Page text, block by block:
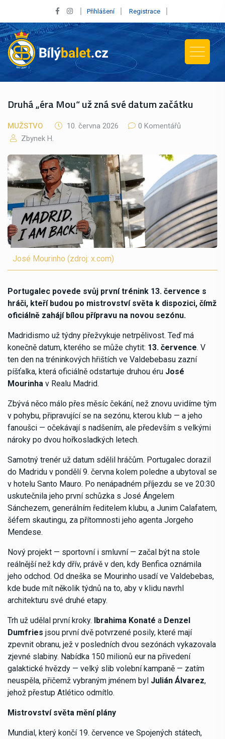
Přihlášení Registrace
Druhá „éra Mou“ už zná své datum začátku
MUŽSTVO 10. června 2026
0 Komentářů
Zbynek H.
José Mourinho (zdroj: x.com)
Portugalec povede svůj první trénink 13. července s
hráči, kteří budou po mistrovství světa k dispozici, čímž
oficiálně zahájí bílou přípravu na novou sezónu.
Madridismo už týdny přežvykuje netrpělivost. Teď má
konečně datum, kterého se může chytit: 13. července. V
ten den na tréninkových hřištích ve Valdebebasu zazní
píšťalka, která oficiálně odstartuje druhou éru José
Mourinha v Realu Madrid.
Zbývá něco málo přes měsíc čekání, než znovu uvidíme tým
v pohybu, připravující se na sezónu, kterou klub — a jeho
fanoušci — očekávají s nadšením, ale především s velkými
nároky po dvou hořkosladkých letech.
Samotný trenér už datum sdělil hráčům. Portugalec dorazil
do Madridu v pondělí 9. června kolem poledne a ubytoval se
v hotelu Santo Mauro. Po nenápadném příjezdu se ve 20:30
uskutečnila jeho první schůzka s José Ángelem
Sánchezem, generálním ředitelem klubu, a Junim Calafatem,
šéfem skautingu, za přítomnosti jeho agenta Jorgeho
Mendese.
Nový projekt — sportovní i smluvní — začal být na stole
reálnější než kdy dřív, právě v den, kdy Benfica oznámila
jeho odchod. Od dneška se Mourinho usadí ve Valdebebas,
kde bude mít několik týdnů na to, aby v klidu navrhl
architekturu své druhé etapy.
Trh už udělal první kroky. Ibrahima Konaté a Denzel
Dumfries jsou první dvě potvrzené posily, které mají
zpevnit obranu, jež v posledních dvou sezónách vykazovala
zjevné slabiny. Nabídka 150 milionů eur na přivedení
galaktické hvězdy — velký slib volební kampaně — zatím
neuspěla, přičemž vybraným jménem byl Julián Álvarez,
jehož přestup Atlético odmítlo.
Mistrovství světa mění plány
Mundial, který končí 19. července ve Spojených státech,